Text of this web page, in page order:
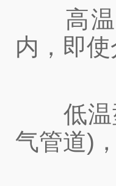
高温型
内，即
低温型
气管道)